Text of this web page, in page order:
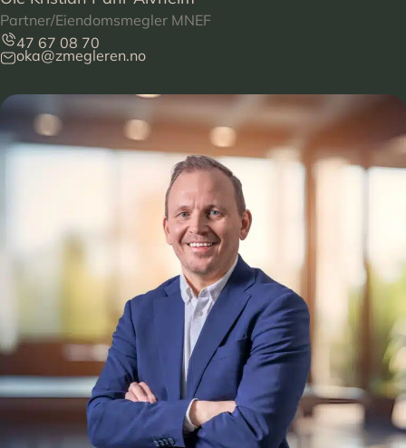
Partner/Eiendomsmegler MNEF
47 67 08 70
oka@zmegleren.no